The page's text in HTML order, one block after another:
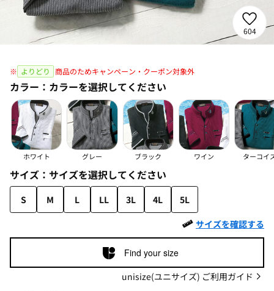
604
※ よりどり 商品のためキャンペーン・クーポン対象外
カラー： カラーを選択してください
ホワイト グレー ブラック ワイン ターコイ
サイズ： サイズを選択してください
S M L LL 3L 4L
5L
サイズを確認する
Find your size
unisize(ユニサイズ) ご利用ガイド